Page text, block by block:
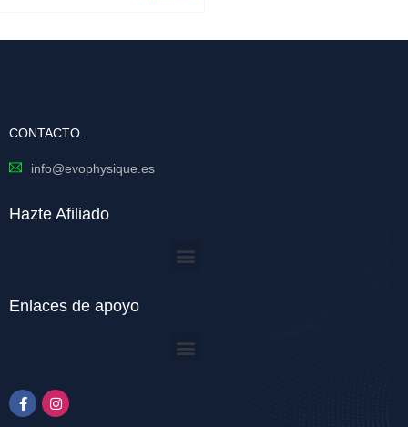
CONTACTO.
info@evophysique.es
Hazte Afiliado
Enlaces de apoyo